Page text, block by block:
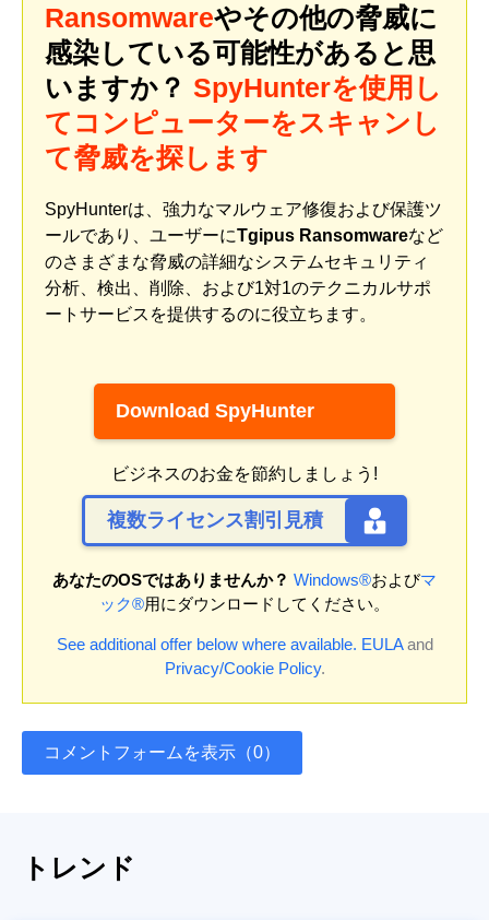
Ransomwareやその他の脅威に
感染している可能性があると思
いますか？ SpyHunterを使用し
てコンピューターをスキャンし
て脅威を探します
SpyHunterは、強力なマルウェア修復および保護ツ
ールであり、ユーザーにTgipus Ransomwareなど
のさまざまな脅威の詳細なシステムセキュリティ
分析、検出、削除、および1対1のテクニカルサポ
ートサービスを提供するのに役立ちます。
Download SpyHunter
ビジネスのお金を節約しましょう!
複数ライセンス割引見積
あなたのOSではありませんか？ Windows®およびマ
ック®用にダウンロードしてください。
See additional offer below where available. EULAand
Privacy/Cookie Policy.
コメントフォームを表示（0）
トレンド